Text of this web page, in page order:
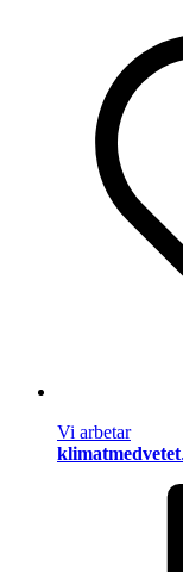
Vi arbetar
klimatmedvetet.